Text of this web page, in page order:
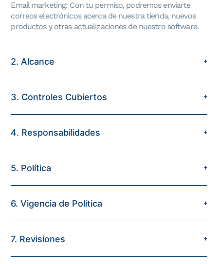
Email marketing: Con tu permiso, podremos enviarte
correos electrónicos acerca de nuestra tienda, nuevos
productos y otras actualizaciones de nuestro software.
2. Alcance
3. Controles Cubiertos
4. Responsabilidades
5. Política
6. Vigencia de Política
7. Revisiones